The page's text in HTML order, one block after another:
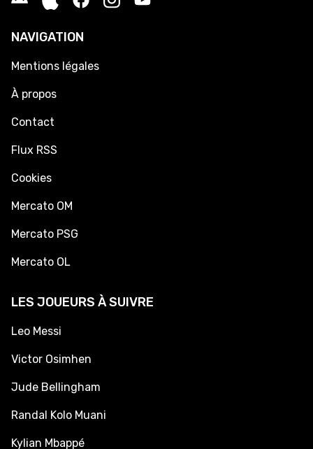
NAVIGATION
Mentions légales
À propos
Contact
Flux RSS
Cookies
Mercato OM
Mercato PSG
Mercato OL
LES JOUEURS À SUIVRE
Leo Messi
Victor Osimhen
Jude Bellingham
Randal Kolo Muani
Kylian Mbappé